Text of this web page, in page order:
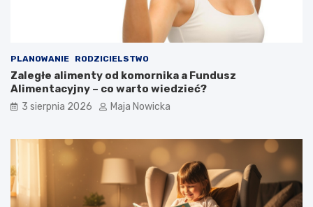
PLANOWANIE RODZICIELSTWO
Zaległe alimenty od komornika a Fundusz
Alimentacyjny – co warto wiedzieć?
3 sierpnia 2026 Maja Nowicka